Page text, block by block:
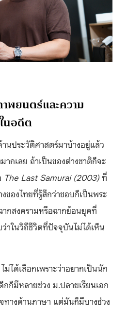
พยนตร์และความ
นอดีต
นประวัติศาสตร์มาบ้างอยู่แล้ว
กเลย ถ้าเป็นของต่างชาติก็จะ
The Last Samurai (2003)ที่
ของไทยที่รู้สึกว่าชอบก็เป็นพระ
กสงครามหรือฉากย้อนยุคที่
ว่าในวิถีชีวิตที่ปัจจุบันไม่ได้เห็น
ได้เลือกเพราะว่าอยากเป็นนัก
ก็มีหลายช่วง ม.ปลายเรียนเอก
ทางด้านภาษา แต่มันก็มีบางช่วง